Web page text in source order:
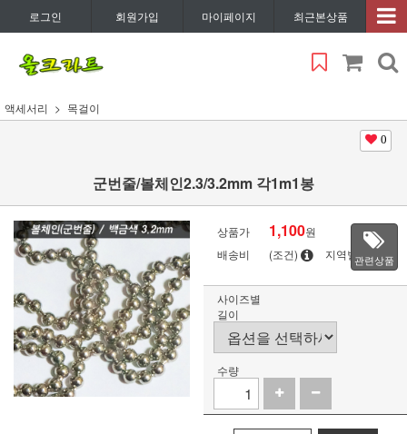
로그인 회원가입 마이페이지 최근본상품
액세서리 목걸이
0
군번줄/볼체인2.3/3.2mm 각1m1봉
상품가 1,100원
배송비
(조건) 지역별관련상품
사이즈별
길이
수량